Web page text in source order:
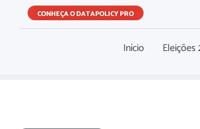
CONHEÇA O DATAPOLICY PRO
Início Eleições